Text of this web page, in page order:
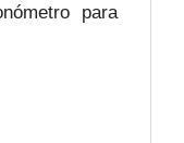
para